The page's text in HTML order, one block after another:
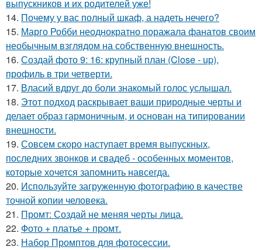
выпускников и их родителей уже!
14. Почему у вас полный шкаф, а надеть нечего?
15. Марго Робби неоднократно поражала фанатов своим
необычным взглядом на собственную внешность.
16. Создай фото 9: 16: крупный план (Close - up),
профиль в три четверти.
17. Власий вдруг до боли знакомый голос услышал.
18. Этот подход раскрывает ваши природные черты и
делает образ гармоничным, и основан на типировании
внешности.
19. Совсем скоро наступает время выпускных,
последних звонков и свадеб - особенных моментов,
которые хочется запомнить навсегда.
20. Используйте загруженную фотографию в качестве
точной копии человека.
21. Промт: Создай не меняя черты лица.
22. Фото + платье + промт.
23. Набор Промптов для фотосессии.